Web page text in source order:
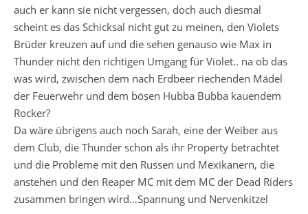
auch er kann sie nicht vergessen, doch auch diesmal
scheint es das Schicksal nicht gut zu meinen, den Violets
Brüder kreuzen auf und die sehen genauso wie Max in
Thunder nicht den richtigen Umgang für Violet.. na ob das
was wird, zwischen dem nach Erdbeer riechenden Mädel
der Feuerwehr und dem bösen Hubba Bubba kauendem
Rocker?
Da wäre übrigens auch noch Sarah, eine der Weiber aus
dem Club, die Thunder schon als ihr Property betrachtet
und die Probleme mit den Russen und Mexikanern, die
anstehen und den Reaper MC mit dem MC der Dead Riders
zusammen bringen wird…Spannung und Nervenkitzel